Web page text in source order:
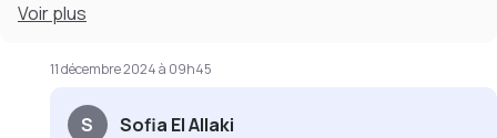
Voirplus
11 décembre 2024 à 09h45
S Sofia El Allaki